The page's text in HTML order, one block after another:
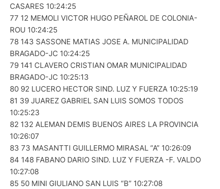
CASARES 10:24:25
77 12 MEMOLI VICTOR HUGO PEÑAROL DE COLONIA-
ROU 10:24:25
78 143 SASSONE MATIAS JOSE A. MUNICIPALIDAD
BRAGADO-JC 10:24:25
79 141 CLAVERO CRISTIAN OMAR MUNICIPALIDAD
BRAGADO-JC 10:25:13
80 92 LUCERO HECTOR SIND. LUZ Y FUERZA 10:25:19
81 39 JUAREZ GABRIEL SAN LUIS SOMOS TODOS
10:25:23
82 132 ALEMAN DEMIS BUENOS AIRES LA PROVINCIA
10:26:07
83 73 MASANTTI GUILLERMO MIRASAL “A” 10:26:09
84 148 FABANO DARIO SIND. LUZ Y FUERZA -F. VALDO
10:27:08
85 50 MINI GIULIANO SAN LUIS “B” 10:27:08